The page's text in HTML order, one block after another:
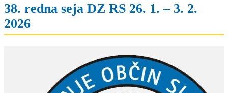
38. redna seja DZ RS 26. 1. – 3. 2.
2026